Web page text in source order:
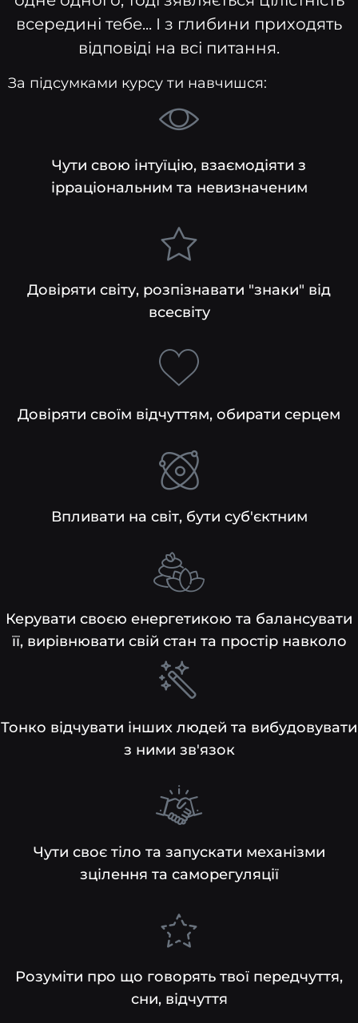
всередині тебе... І з глибини приходять
відповіді на всі питання.
За підсумками курсу ти навчишся:
Чути свою інтуїцію, взаємодіяти з
ірраціональним та невизначеним
Довіряти світу, розпізнавати "знаки" від
всесвіту
Довіряти своїм відчуттям, обирати серцем
Впливати на світ, бути суб'єктним
Керувати своєю енергетикою та балансувати
її, вирівнювати свій стан та простір навколо
Тонко відчувати інших людей та вибудовувати
з ними зв'язок
Чути своє тіло та запускати механізми
зцілення та саморегуляції
Розуміти про що говорять твої передчуття,
сни, відчуття